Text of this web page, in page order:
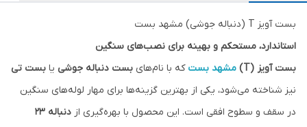
بست آویز T (دنباله جوشی) مشهد بست
استاندارد، مستحکم و بهینه برای نصب‌های سنگین
بست آویز (T)
مشهد بست که با نام‌های بست دنباله جوشی یا بست تی
نیز شناخته می‌شود، یکی از بهترین گزینه‌ها برای مهار لوله‌های سنگین
در سقف و سطوح افقی است. این محصول با بهره‌گیری از
دنباله ۲۳